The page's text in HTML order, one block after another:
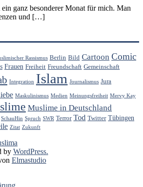
ganz besonderer Monat für mich. Man
und […]
Rassismus Berlin Bild Cartoon Comic
Frauen Freiheit Freundschaft Gemeinschaft
Integration Islam Journalismus Jura
Maskulinismus Medien Meinungsfreiheit Mervy Kay
Muslime in Deutschland
SchauHin Spruch SWR Terror Tod Twitter Tübingen
Zitat Zukunft
by WordPress.
Elmastudio